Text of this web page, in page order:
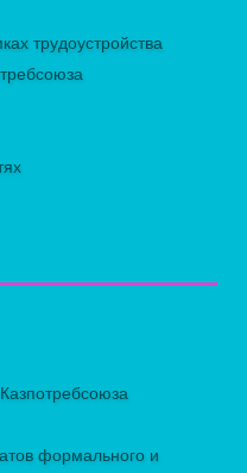
трудоустройства
формального и